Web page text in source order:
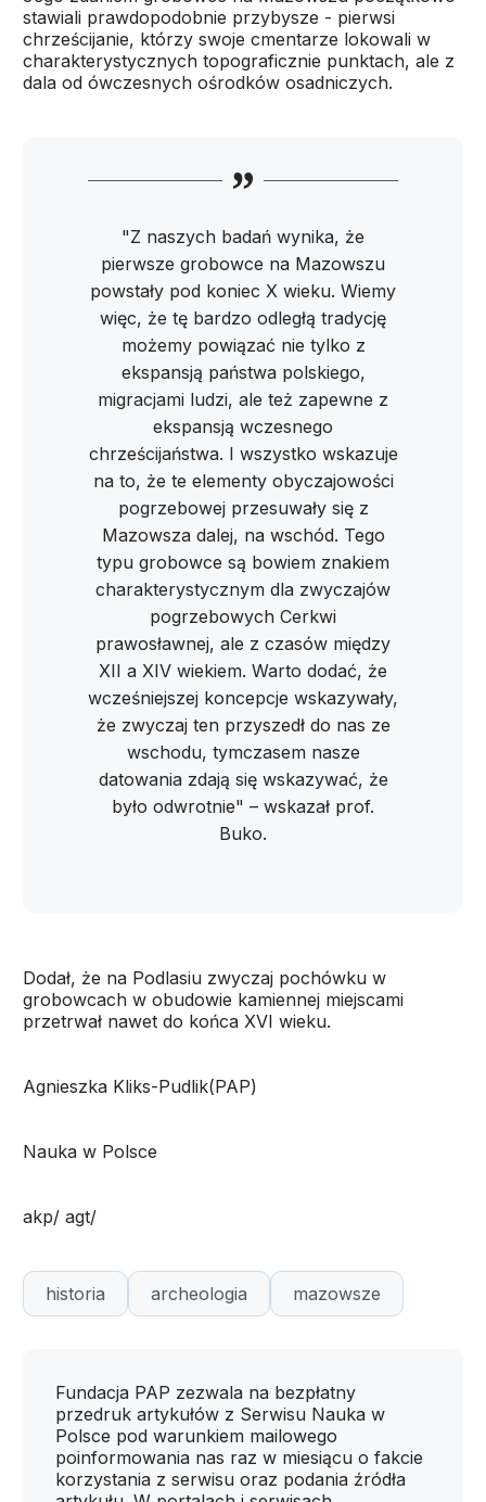
stawiali prawdopodobnie przybysze - pierwsi
chrześcijanie, którzy swoje cmentarze lokowali w
charakterystycznych topograficznie punktach, ale z
dala od ówczesnych ośrodków osadniczych.
"Z naszych badań wynika, że
pierwsze grobowce na Mazowszu
powstały pod koniec X wieku. Wiemy
więc, że tę bardzo odległą tradycję
możemy powiązać nie tylko z
ekspansją państwa polskiego,
migracjami ludzi, ale też zapewne z
ekspansją wczesnego
chrześcijaństwa. I wszystko wskazuje
na to, że te elementy obyczajowości
pogrzebowej przesuwały się z
Mazowsza dalej, na wschód. Tego
typu grobowce są bowiem znakiem
charakterystycznym dla zwyczajów
pogrzebowych Cerkwi
prawosławnej, ale z czasów między
XII a XIV wiekiem. Warto dodać, że
wcześniejszej koncepcje wskazywały,
że zwyczaj ten przyszedł do nas ze
wschodu, tymczasem nasze
datowania zdają się wskazywać, że
było odwrotnie" – wskazał prof.
Buko.
Dodał, że na Podlasiu zwyczaj pochówku w
grobowcach w obudowie kamiennej miejscami
przetrwał nawet do końca XVI wieku.
Agnieszka Kliks-Pudlik(PAP)
Nauka w Polsce
akp/ agt/
historia archeologia mazowsze
Fundacja PAP zezwala na bezpłatny
przedruk artykułów z Serwisu Nauka w
Polsce pod warunkiem mailowego
poinformowania nas raz w miesiącu o fakcie
korzystania z serwisu oraz podania źródła